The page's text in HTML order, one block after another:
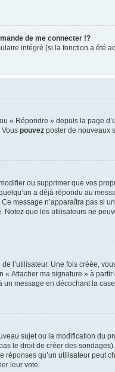
de me connecter !?
intégré (si la fonction a été
« Répondre » depuis la page
pouvez poster de nouveaux
ou supprimer que vos
a déjà répondu au
message n’apparaîtra pas
que les utilisateurs ne
l’utilisateur. Une fois créée,
Attacher ma signature » à
un message en décochant la case
sujet ou la modification du
le droit de créer des
qu’un utilisateur peut
leur vote.